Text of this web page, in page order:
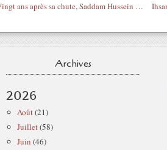
Vingt ans après sa chute, Saddam Hussein encore vénéré en Jordanie
Archives
2026
Août(21)
Juillet(58)
Juin (46)